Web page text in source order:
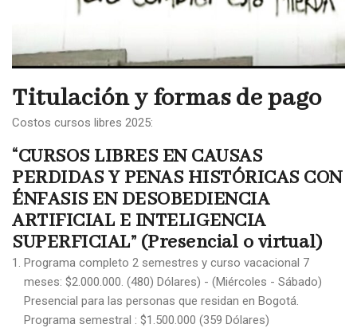
Titulación y formas de pago
Costos cursos libres 2025:
“CURSOS LIBRES EN CAUSAS
PERDIDAS Y PENAS HISTÓRICAS CON
ÉNFASIS EN DESOBEDIENCIA
ARTIFICIAL E INTELIGENCIA
SUPERFICIAL” (Presencial o virtual)
Programa completo 2 semestres y curso vacacional 7
meses: $2.000.000. (480) Dólares) - (Miércoles - Sábado)
Presencial para las personas que residan en Bogotá.
Programa semestral : $1.500.000 (359 Dólares)